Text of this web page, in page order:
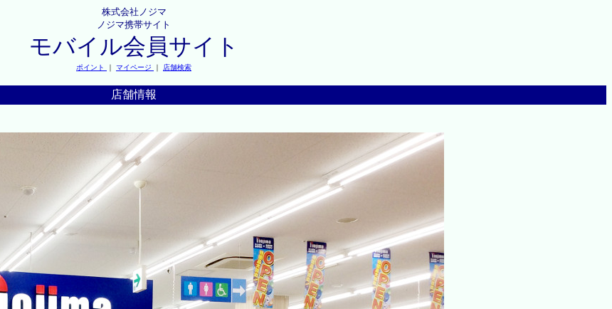
株式会社ノジマ
ノジマ携帯サイト
モバイル会員サイト
ポイント ｜ マイページ ｜ 店舗検索
店舗情報